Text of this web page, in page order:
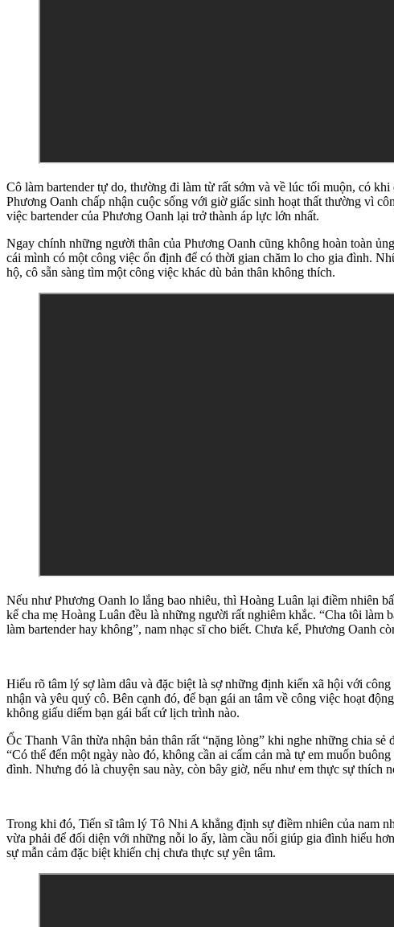
Cô làm bartender tự do, thường đi làm từ rất sớm và về lúc tối muộn, có
Phương Oanh chấp nhận cuộc sống với giờ giấc sinh hoạt thất thường vì
việc bartender của Phương Oanh lại trở thành áp lực lớn nhất.
Ngay chính những người thân của Phương Oanh cũng không hoàn toàn
cái mình có một công việc ổn định để có thời gian chăm lo cho gia đình.
hộ, cô sẵn sàng tìm một công việc khác dù bản thân không thích.
Nếu như Phương Oanh lo lắng bao nhiêu, thì Hoàng Luân lại điềm nhiên
kể cha mẹ Hoàng Luân đều là những người rất nghiêm khắc. “Cha tôi làm
làm bartender hay không”, nam nhạc sĩ cho biết. Chưa kể, Phương Oanh
Hiểu rõ tâm lý sợ làm dâu và đặc biệt là sợ những định kiến xã hội với
nhận và yêu quý cô. Bên cạnh đó, để bạn gái an tâm về công việc hoạt
không giấu diếm bạn gái bất cứ lịch trình nào.
Ốc Thanh Vân thừa nhận bản thân rất “nặng lòng” khi nghe những chia
“Có thể đến một ngày nào đó, không cần ai cấm cản mà tự em muốn
đình. Nhưng đó là chuyện sau này, còn bây giờ, nếu như em thực sự
Trong khi đó, Tiến sĩ tâm lý Tô Nhi A khẳng định sự điềm nhiên của nam
vừa phải để đối diện với những nỗi lo ấy, làm cầu nối giúp gia đình hiểu
sự mẫn cảm đặc biệt khiến chị chưa thực sự yên tâm.